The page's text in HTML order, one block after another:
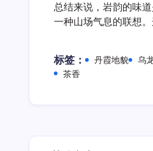
总结来说，岩韵的味
一种山场气息的联想
标签： 丹霞地貌 乌
茶香